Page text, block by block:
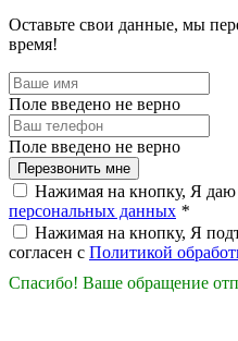
Оставьте свои данные, мы
время!
Поле введено не верно
Поле введено не верно
Перезвонить мне
Нажимая на кнопку, Я даю
персональных данных *
Нажимая на кнопку, Я
согласен с Политикой
Спасибо! Ваше обращение